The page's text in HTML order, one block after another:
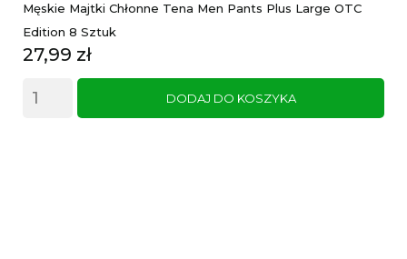
Męskie Majtki Chłonne Tena Men Pants Plus Large OTC
Edition 8 Sztuk
Cena
27,99 zł
DODAJ DO KOSZYKA